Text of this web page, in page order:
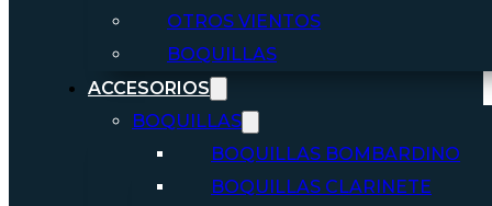
OTROS VIENTOS
BOQUILLAS
ACCESORIOS
BOQUILLAS
BOQUILLAS BOMBARDINO
BOQUILLAS CLARINETE